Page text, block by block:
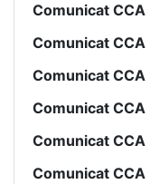
Comunicat CCA
Comunicat CCA
Comunicat CCA
Comunicat CCA
Comunicat CCA
Comunicat CCA